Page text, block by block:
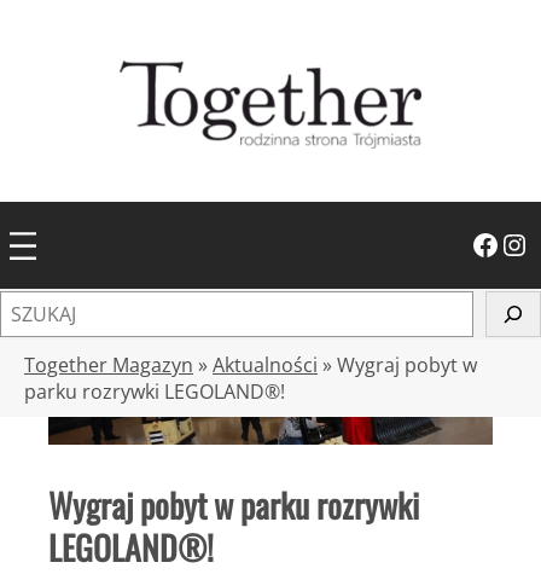
Facebook Instagram
z
Together Magazyn »Aktualności »Wygraj pobyt w
parku rozrywki LEGOLAND®!
Wygraj pobyt w parku rozrywki
LEGOLAND®!